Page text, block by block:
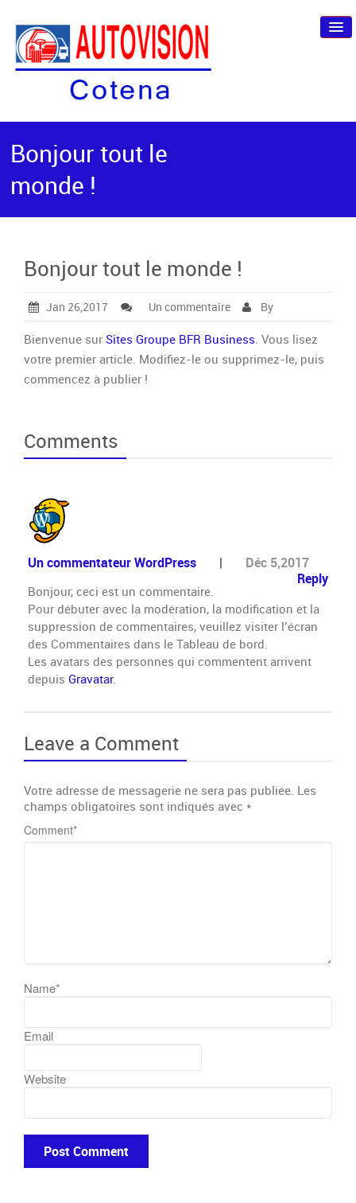
ACCUEIL
A PROPOS
CONTACT
Bonjour tout le
monde !
Bonjour tout le monde !
Jan 26,2017 Un commentaire
r
B
o
d
e
!
By
Bienvenue sur Sites Groupe BFR Business. Vous lisez
votre premier article. Modifiez-le ou supprimez-le, puis
commencez à publier !
Comments
Un commentateur WordPress |
Déc 5,2017
Reply
Bonjour, ceci est un commentaire.
Pour débuter avec la modération, la modification et la
suppression de commentaires, veuillez visiter l’écran
des Commentaires dans le Tableau de bord.
Les avatars des personnes qui commentent arrivent
depuis Gravatar.
Leave a Comment
Votre adresse de messagerie ne sera pas publiée. Les
champs obligatoires sont indiqués avec *
Comment*
Name*
Email
Website